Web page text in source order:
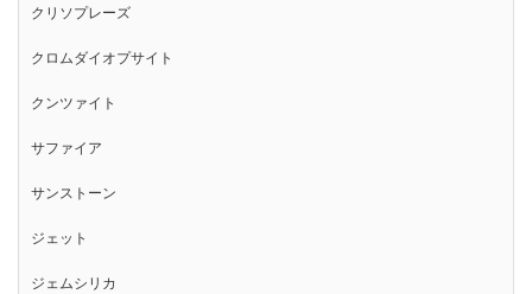
クリソプレーズ
クロムダイオプサイト
クンツァイト
サファイア
サンストーン
ジェット
ジェムシリカ